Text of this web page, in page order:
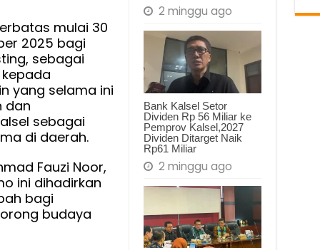
2 minggu ago
Bank Kalsel Setor
Dividen Rp 56 Miliar ke
Pemprov Kalsel,2027
Dividen Ditarget Naik
Rp61 Miliar
2 minggu ago
mulai 30
2025 bagi
sebagai
yang selama ini
dan
sebagai
di daerah.
Fauzi Noor,
ini dihadirkan
bagi
budaya